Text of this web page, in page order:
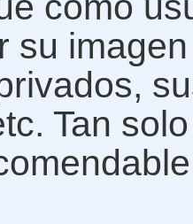
su
Tan